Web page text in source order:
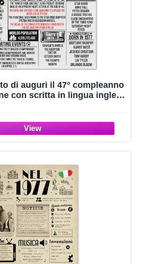
di auguri il 47° compleanno
con scritta in lingua inglese
compleanno